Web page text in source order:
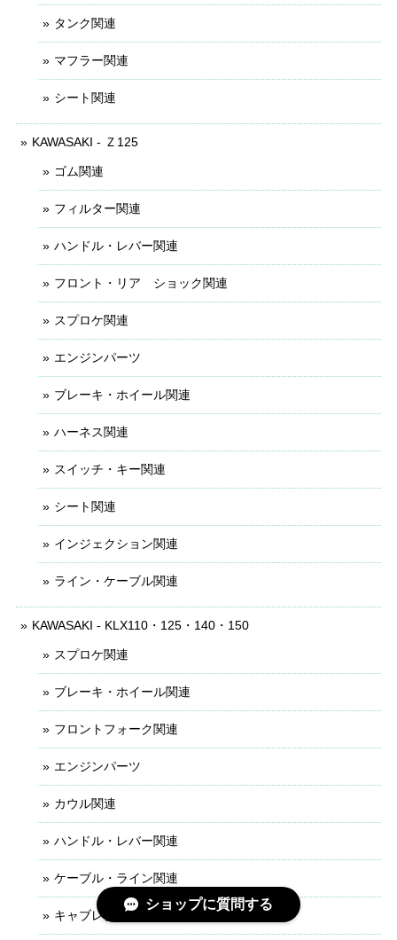
タンク関連
マフラー関連
シート関連
KAWASAKI - Ｚ125
ゴム関連
フィルター関連
ハンドル・レバー関連
フロント・リア ショック関連
スプロケ関連
エンジンパーツ
ブレーキ・ホイール関連
ハーネス関連
スイッチ・キー関連
シート関連
インジェクション関連
ライン・ケーブル関連
KAWASAKI - KLX110・125・140・150
スプロケ関連
ブレーキ・ホイール関連
フロントフォーク関連
エンジンパーツ
カウル関連
ハンドル・レバー関連
ケーブル・ライン関連
キャブレター関連
ショップに質問する